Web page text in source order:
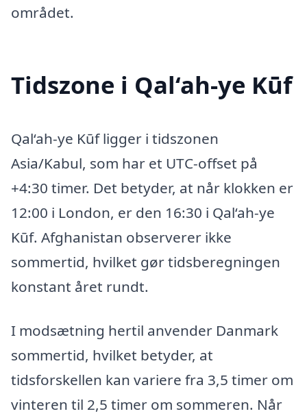
området.
Tidszone i Qal‘ah-ye Kūf
Qal‘ah-ye Kūf ligger i tidszonen
Asia/Kabul, som har et UTC-offset på
+4:30 timer. Det betyder, at når klokken er
12:00 i London, er den 16:30 i Qal‘ah-ye
Kūf. Afghanistan observerer ikke
sommertid, hvilket gør tidsberegningen
konstant året rundt.
I modsætning hertil anvender Danmark
sommertid, hvilket betyder, at
tidsforskellen kan variere fra 3,5 timer om
vinteren til 2,5 timer om sommeren. Når